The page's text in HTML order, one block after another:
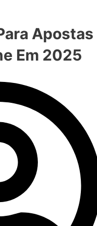
Apostas
Em 2025